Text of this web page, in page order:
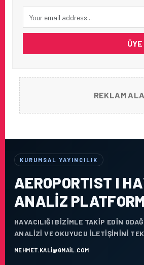
ÜYE
REKLAM
KURUMSAL YAYINCILIK
AEROPORTIST I
ANALIZ
HAVACILIĞI BIZIMLE TAKIP EDIN
ANALIZI VE OKUYUCU ILETIŞIMINI
MEHMET.KALI@GMAIL.COM